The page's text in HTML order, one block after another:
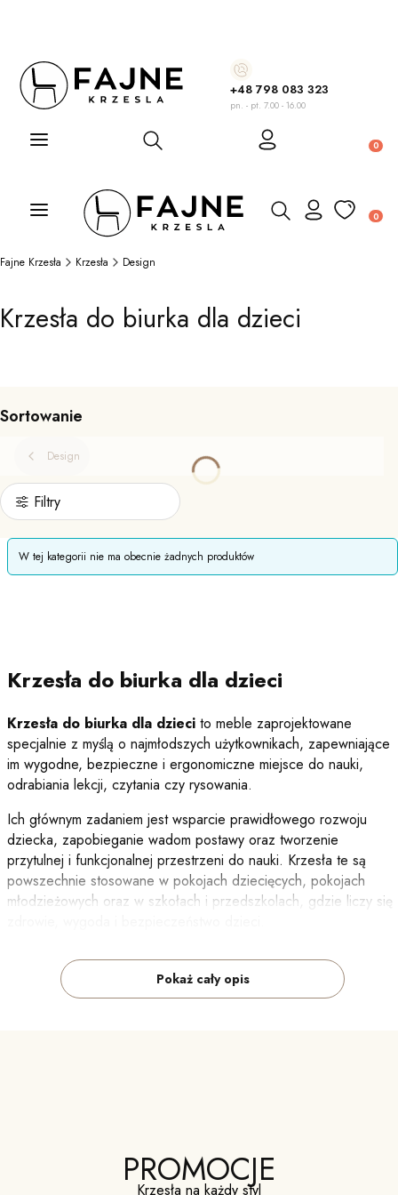
+48 798 083 323
pn. - pt. 7.00 - 16.00
Otwórz wyszukiwarkę
Otwórz wyszukiwarkę
Fajne Krzesła Krzesła Design
Krzesła do biurka dla dzieci
Sortowanie
Design
Filtry
Lista produktów
W tej kategorii nie ma obecnie żadnych produktów
Krzesła do biurka dla dzieci
Krzesła do biurka dla dzieci to meble zaprojektowane
specjalnie z myślą o najmłodszych użytkownikach, zapewniające
im wygodne, bezpieczne i ergonomiczne miejsce do nauki,
odrabiania lekcji, czytania czy rysowania.
Ich głównym zadaniem jest wsparcie prawidłowego rozwoju
dziecka, zapobieganie wadom postawy oraz tworzenie
przytulnej i funkcjonalnej przestrzeni do nauki. Krzesła te są
powszechnie stosowane w pokojach dziecięcych, pokojach
młodzieżowych oraz w szkołach i przedszkolach, gdzie liczy się
Regulowane elementy – ważne kwestie do
sprawdzenia
siedziska powinna pozwalać na ustawienie stóp płasko na
podłodze, z kolanami zgiętymi pod kątem 90 stopni.
Pokaż cały opis
PROMOCJE
Krzesła na każdy styl